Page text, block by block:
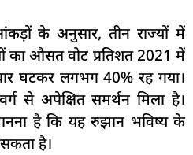
के अनुसार, तीन राज्यों में
का औसत वोट प्रतिशत 2021 में
घटकर लगभग 40% रह गया।
से अपेक्षित समर्थन मिला है।
है कि यह रुझान भविष्य के
है।